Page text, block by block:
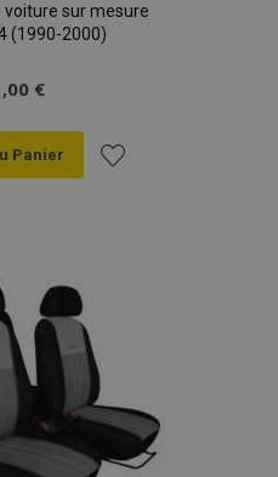
voiture sur mesure
(1990-2000)
€
Panier
d'achats